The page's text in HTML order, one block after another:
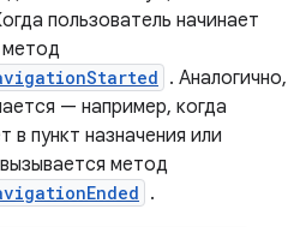
пользователь начинает
метод
. Аналогично,
— например, когда
в пункт назначения или
метод
.